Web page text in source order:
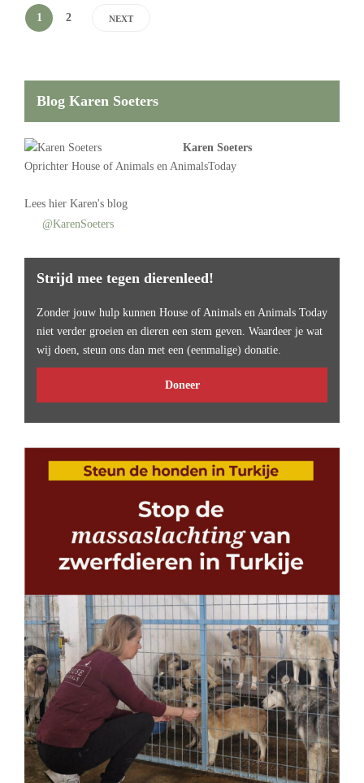
1 2 NEXT
Blog Karen Soeters
Karen Soeters
Oprichter House of Animals en AnimalsToday
Lees hier Karen's blog
@KarenSoeters
Strijd mee tegen dierenleed!
Zonder jouw hulp kunnen House of Animals en Animals Today
niet verder groeien en dieren een stem geven. Waardeer je wat
wij doen, steun ons dan met een (eenmalige) donatie.
Doneer